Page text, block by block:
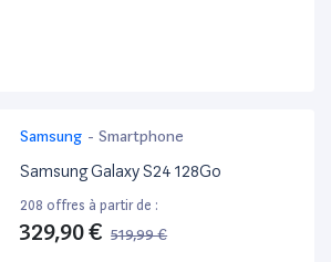
Samsung - Smartphone
Samsung Galaxy S24 128Go
208 offres à partir de :
329,90 € 519,99 €